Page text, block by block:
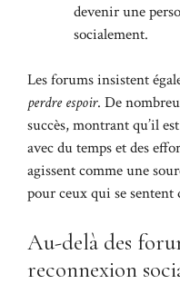
devenir une
socialement.
Les forums insistent
perdre espoir. De
succès, montrant qu’il
avec du temps et des
agissent comme une
pour ceux qui se sentent
Au-delà des
reconnexion